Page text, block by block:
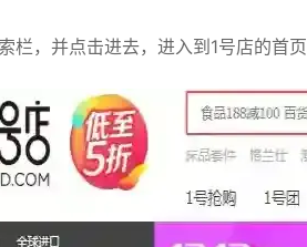
栏，并点击进去，进入到1号店的首页